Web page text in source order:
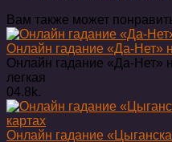
Вам также может
Онлайн гадание «Да-Нет»
Онлайн гадание «Да-Нет»
легкая
04.8k.
Онлайн гадание